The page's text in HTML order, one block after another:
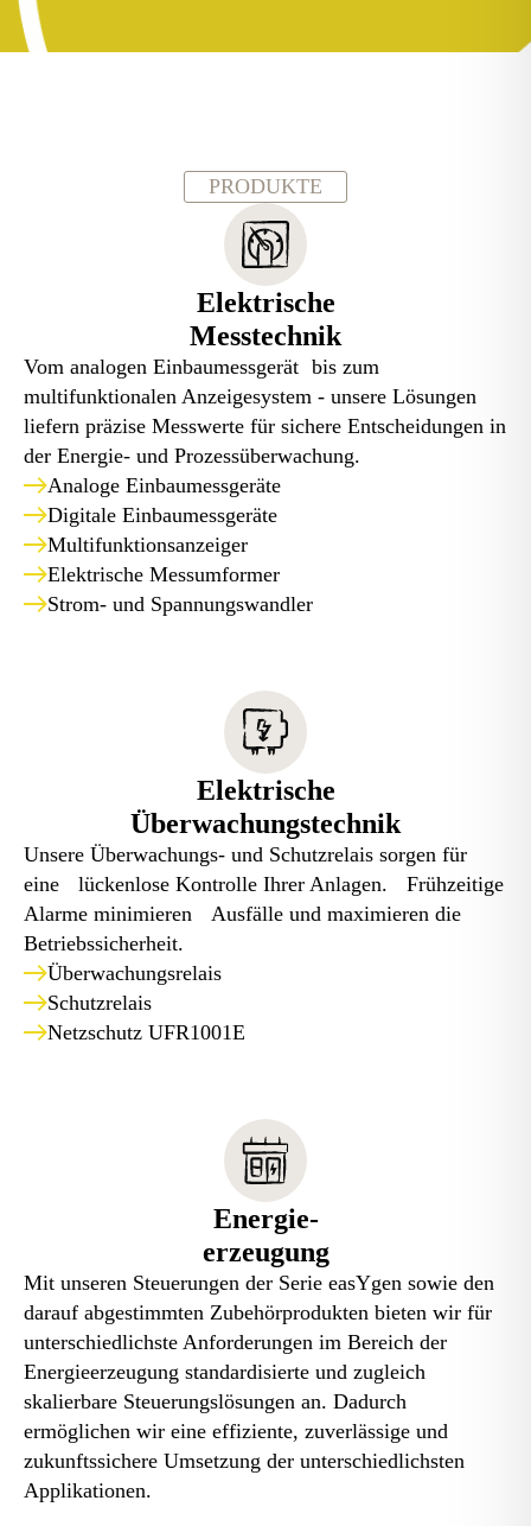
PRODUKTE
Elektrische
Messtechnik
Vom analogen Einbaumessgerät bis zum
multifunktionalen Anzeigesystem - unsere Lösungen
liefern präzise Messwerte für sichere Entscheidungen in
der Energie- und Prozessüberwachung.
Analoge Einbaumessgeräte
Digitale Einbaumessgeräte
Multifunktionsanzeiger
Elektrische Messumformer
Strom- und Spannungswandler
Elektrische
Überwachungstechnik
Unsere Überwachungs- und Schutzrelais sorgen für
eine lückenlose Kontrolle Ihrer Anlagen. Frühzeitige
Alarme minimieren Ausfälle und maximieren die
Betriebssicherheit.
Überwachungsrelais
Schutzrelais
Netzschutz UFR1001E
Energie-
erzeugung
Mit unseren Steuerungen der Serie easYgen sowie den
darauf abgestimmten Zubehörprodukten bieten wir für
unterschiedlichste Anforderungen im Bereich der
Energieerzeugung standardisierte und zugleich
skalierbare Steuerungslösungen an. Dadurch
ermöglichen wir eine effiziente, zuverlässige und
zukunftssichere Umsetzung der unterschiedlichsten
Applikationen.